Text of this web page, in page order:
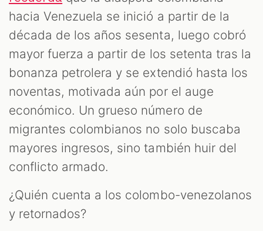
hacia Venezuela se inició a partir de la
década de los años sesenta, luego cobró
mayor fuerza a partir de los setenta tras la
bonanza petrolera y se extendió hasta los
noventas, motivada aún por el auge
económico. Un grueso número de
migrantes colombianos no solo buscaba
mayores ingresos, sino también huir del
conflicto armado.
¿Quién cuenta a los colombo-venezolanos
y retornados?